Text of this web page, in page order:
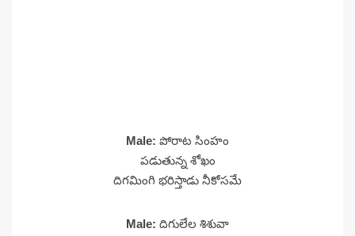
Male: పోరాట సింహం
పడుతున్న శోఖం
దిగమింగి భరిస్తాడు నీకోసమే
Male: దిగులేల శిశువా